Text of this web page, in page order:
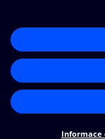
Zásady
Nastavení cookies